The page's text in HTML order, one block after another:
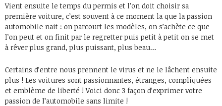
Vient ensuite le temps du permis et l’on doit choisir sa
première voiture, c’est souvent à ce moment la que la passion
automobile nait : on parcourt les modèles, on s’achète ce que
l’on peut et on finit par le regretter puis petit à petit on se met
à rêver plus grand, plus puissant, plus beau…
Certains d’entre nous prennent le virus et ne le lâchent ensuite
plus ! Les voitures sont passionnantes, étranges, compliquées
et emblème de liberté ! Voici donc 3 façon d’exprimer votre
passion de l’automobile sans limite !